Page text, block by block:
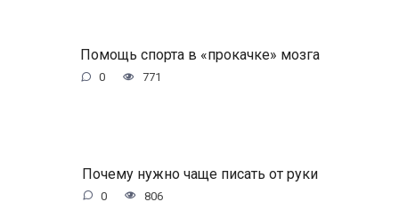
Помощь спорта в «прокачке» мозга
0 771
Почему нужно чаще писать от руки
0 806